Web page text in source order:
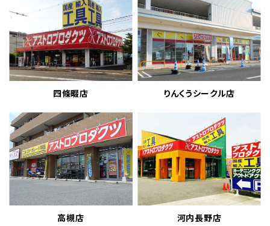
四條畷店 りんくうシークル店
高槻店 河内長野店